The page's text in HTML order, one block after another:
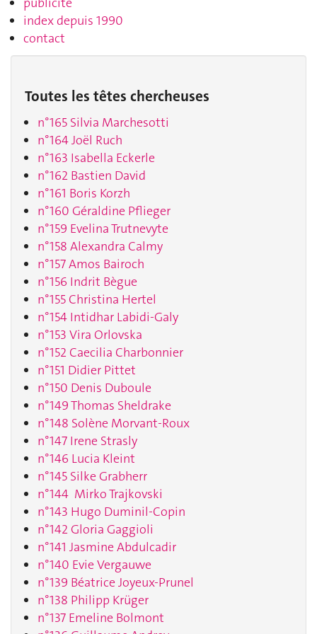
index depuis 1990
contact
Toutes les têtes chercheuses
n°165 Silvia Marchesotti
n°164 Joël Ruch
n°163 Isabella Eckerle
n°162 Bastien David
n°161 Boris Korzh
n°160 Géraldine Pflieger
n°159 Evelina Trutnevyte
n°158 Alexandra Calmy
n°157 Amos Bairoch
n°156 Indrit Bègue
n°155 Christina Hertel
n°154 Intidhar Labidi-Galy
n°153 Vira Orlovska
n°152 Caecilia Charbonnier
n°151 Didier Pittet
n°150 Denis Duboule
n°149 Thomas Sheldrake
n°148 Solène Morvant-Roux
n°147 Irene Strasly
n°146 Lucia Kleint
n°145 Silke Grabherr
n°144 Mirko Trajkovski
n°143 Hugo Duminil-Copin
n°142 Gloria Gaggioli
n°141 Jasmine Abdulcadir
n°140 Evie Vergauwe
n°139 Béatrice Joyeux-Prunel
n°138 Philipp Krüger
n°137 Emeline Bolmont